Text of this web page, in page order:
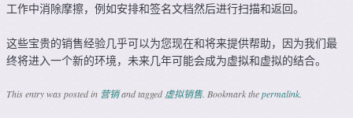
工作中消除摩擦，例如安排和签名文档然后进行扫描和返回。
这些宝贵的销售经验几乎可以为您现在和将来提供帮助，因为我们最
终将进入一个新的环境，未来几年可能会成为虚拟和虚拟的结合。
This entry was posted in 营销and tagged虚拟销售. Bookmark thepermalink